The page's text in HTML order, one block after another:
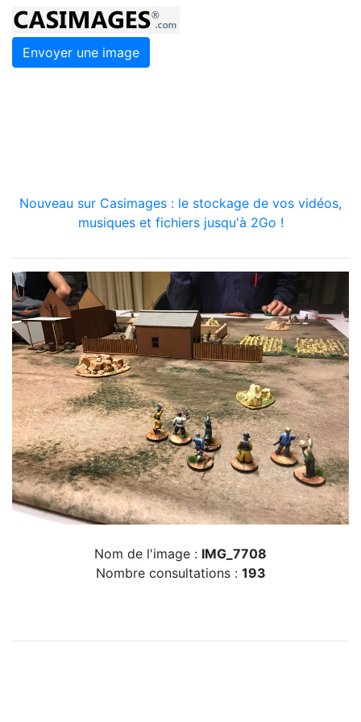
Envoyer une image
Nouveau sur Casimages : le stockage de vos vidéos,
musiques et fichiers jusqu'à 2Go !
Nom de l'image : IMG_7708
Nombre consultations : 193